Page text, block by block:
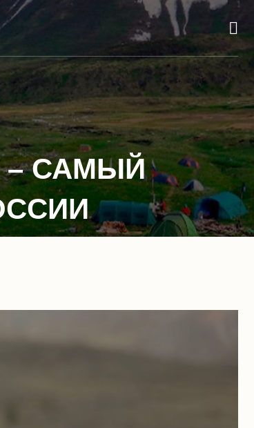
– САМЫЙ